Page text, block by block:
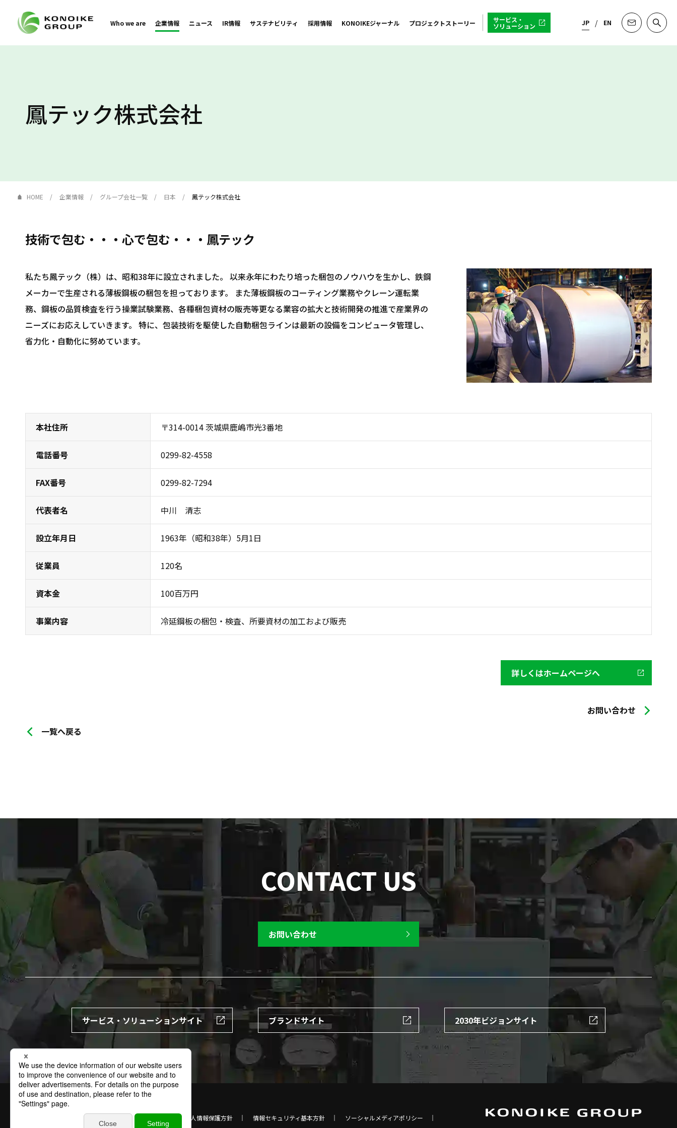
Who we are 企業情報 ニュース IR情報 サステナビリティ 採用情報 KONOIKEジャーナル プロジェクトストーリー サービス・
ソリューション JP EN
鳳テック株式会社
HOME 企業情報 グループ会社一覧 日本 鳳テック株式会社
技術で包む・・・心で包む・・・鳳テック
私たち鳳テック（株）は、昭和38年に設立されました。 以来永年にわたり培った梱包のノウハウを生かし、鉄鋼
メーカーで生産される薄板鋼板の梱包を担っております。 また薄板鋼板のコーティング業務やクレーン運転業
務、鋼板の品質検査を行う操業試験業務、各種梱包資材の販売等更なる業容の拡大と技術開発の推進で産業界の
ニーズにお応えしていきます。 特に、包装技術を駆使した自動梱包ラインは最新の設備をコンピュータ管理し、
省力化・自動化に努めています。
本社住所 〒314-0014 茨城県鹿嶋市光3番地
電話番号 0299-82-4558
FAX番号 0299-82-7294
代表者名 中川 清志
設立年月日 1963年（昭和38年）5月1日
従業員 120名
資本金 100百万円
事業内容 冷延鋼板の梱包・検査、所要資材の加工および販売
詳しくはホームページへ
お問い合わせ
一覧へ戻る
CONTACT US
お問い合わせ
サービス・ソリューションサイト ブランドサイト 2030年ビジョンサイト
個人情報保護方針 特定個人情報保護方針 情報セキュリティ基本方針 ソーシャルメディアポリシー
お問い合わせ サイトマップ